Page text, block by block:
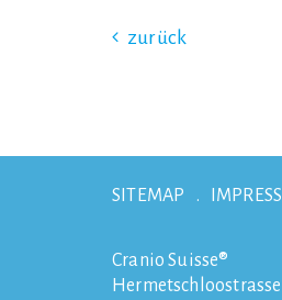
zurück
SITEMAP
Cranio Suisse®
Hermetschloostrasse